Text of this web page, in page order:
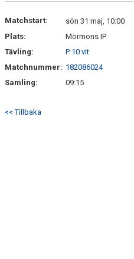
KONTAKT
DOKUMENT
Matchstart:
sön 31 maj, 10:00
Plats:
Mörmons IP
Tävling:
P 10 vit
Matchnummer: 182086024
Samling:
09:15
<< Tillbaka